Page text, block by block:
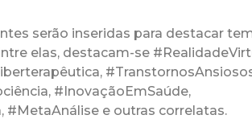
serão inseridas para destacar
elas, destacam-se
#InovaçãoEmSaúde,
#MetaAnálise e outras correlatas.